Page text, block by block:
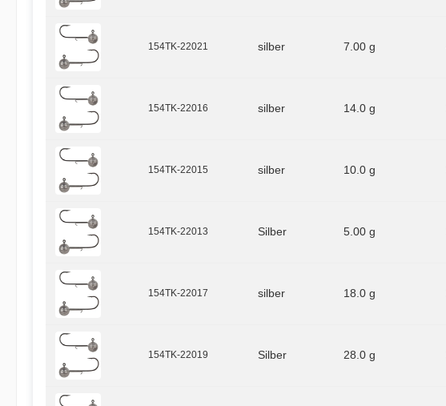
154TK-22021 silber 7.00 g
154TK-22016 silber 14.0 g
154TK-22015 silber 10.0 g
154TK-22013 Silber 5.00 g
154TK-22017 silber 18.0 g
154TK-22019 Silber 28.0 g